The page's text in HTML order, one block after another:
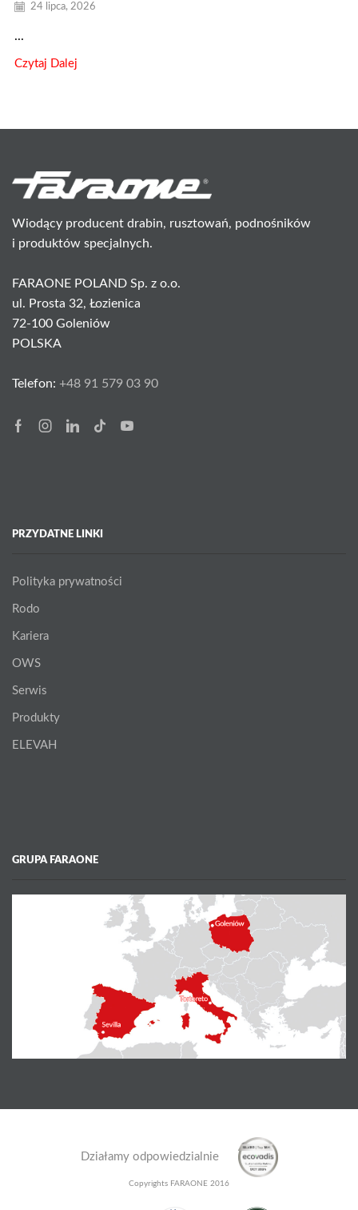
24 lipca, 2026
...
Czytaj Dalej
Wiodący producent drabin, rusztowań, podnośników
i produktów specjalnych.
FARAONE POLAND Sp. z o.o.
ul. Prosta 32, Łozienica
72-100 Goleniów
POLSKA
Telefon: +48 91 579 03 90
FacebookInstagram
Linkedin
Tik-
Youtube
PRZYDATNE LINKI
Polityka prywatności
Rodo
Kariera
OWS
Serwis
Produkty
ELEVAH
GRUPA FARAONE
Działamy odpowiedzialnie
Copyrights FARAONE 2016